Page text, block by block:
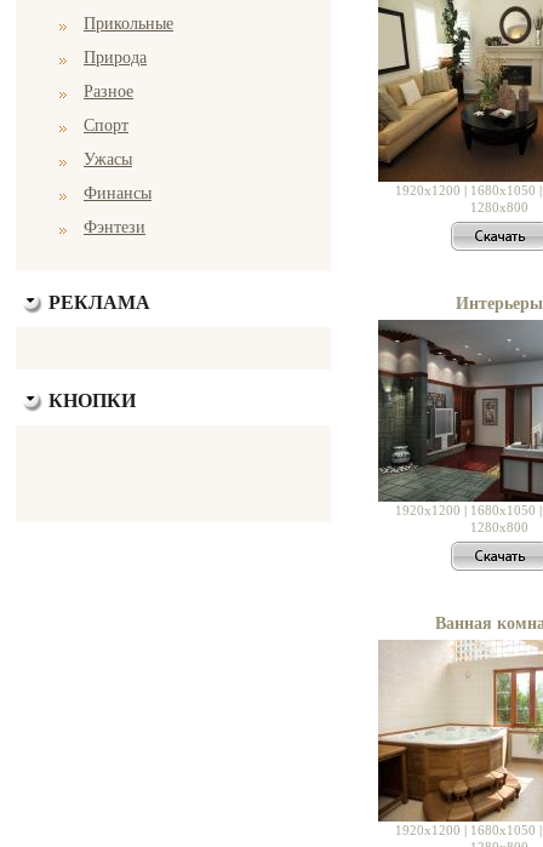
Прикольные
Природа
Разное
Спорт
Ужасы
Финансы
Фэнтези
РЕКЛАМА
КНОПКИ
1920x1200 | 1680x1050
1280x800
Интерьеры
1920x1200 | 1680x1050
1280x800
Ванная
1920x1200 | 1680x1050